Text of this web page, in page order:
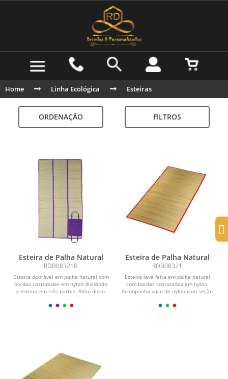
Home Linha Ecológica Esteiras
ORDENAÇÃO FILTROS
Esteira de Palha Natural
RDB08321B
Esteira dobrável em palha natural com
bordas costuradas em nylon dividindo
a esteira em três partes. Além disso,
Esteira de Palha Natural
RDB08321
Esteira leve feita em palha natural
com bordas costuradas em nylon.
Acompanha saco de nylon com seção